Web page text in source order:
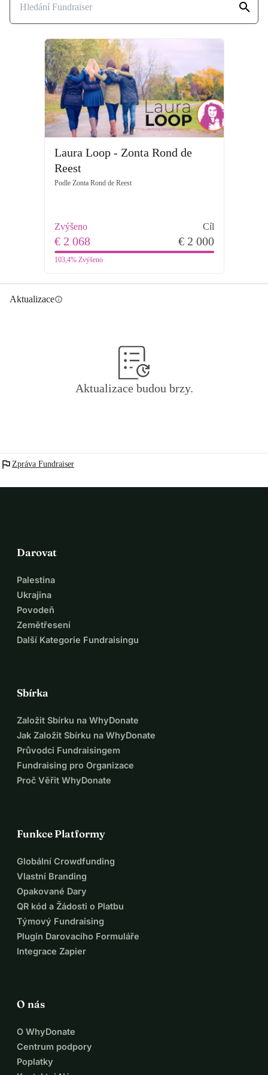
Laura Loop - Zonta Rond de
Reest
PodleZonta Rond de Reest
Zvýšeno Cíl
€ 2 068 € 2 000
103,4% Zvýšeno
Aktualizaceinfo
Aktualizace budou brzy.
flag Zpráva Fundraiser
Darovat
Palestina
Ukrajina
Povodeň
Zemětřesení
Další Kategorie Fundraisingu
Sbírka
Založit Sbírku na WhyDonate
Jak Založit Sbírku na WhyDonate
Průvodci Fundraisingem
Fundraising pro Organizace
Proč Věřit WhyDonate
Funkce Platformy
Globální Crowdfunding
Vlastní Branding
Opakované Dary
QR kód a Žádosti o Platbu
Týmový Fundraising
Plugin Darovacího Formuláře
Integrace Zapier
O nás
O WhyDonate
Centrum podpory
Poplatky